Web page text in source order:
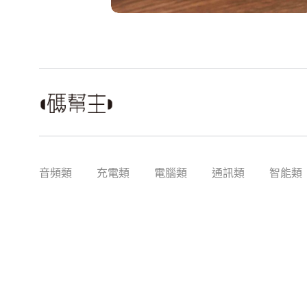
音頻類 充電類 電腦類 通訊類 智能類